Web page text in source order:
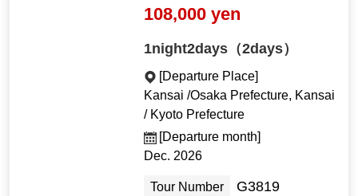
108,000 yen
1night2days（2days）
[Departure Place]
Kansai /Osaka Prefecture, Kansai
/ Kyoto Prefecture
[Departure month]
Dec. 2026
Tour Number G3819